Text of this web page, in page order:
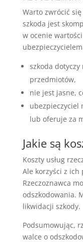
Warto zwrócić
szkoda jest
w ocenie
szkoda
przedmiotów,
nie jest jasne,
ubezpieczyciel
lub oferuje za
Jakie są
Koszty usług
Ale korzyści z ich
Rzeczoznawca
odszkodowania.
likwidacji szkody.
Podsumowując,
walce o